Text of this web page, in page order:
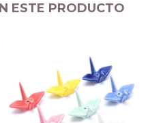
ESTE PRODUCTO